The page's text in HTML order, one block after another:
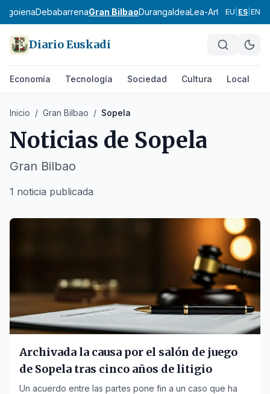
DebabarrenaGran BilbaoDurangaldeaLea-Artibai
EU ES EN
Diario Euskadi
Economía Tecnología Sociedad Cultura Local
Inicio / Gran Bilbao / Sopela
Noticias de Sopela
Gran Bilbao
1 noticia publicada
Archivada la causa por el salón de juego
de Sopela tras cinco años de litigio
Un acuerdo entre las partes pone fin a un caso que ha